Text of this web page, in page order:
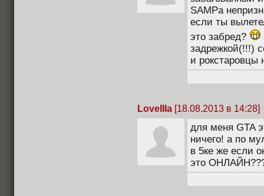
SAMPa
если ты
это забред?
задрежкой(!!!)
и рокстаровцы
LoveIIIa [18.08.2013 в 14:28]
для меня GTA
ничего! а по
в 5ке же если
это